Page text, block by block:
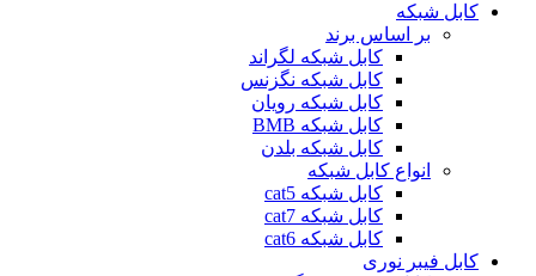
کابل شبکه
بر اساس برند
کابل شبکه لگراند
کابل شبکه نگزنس
کابل شبکه رویان
کابل شبکه ‌BMB
کابل شبکه بلدن
انواع کابل شبکه
کابل شبکه cat5
کابل شبکه cat7
کابل شبکه cat6
کابل فیبر نوری